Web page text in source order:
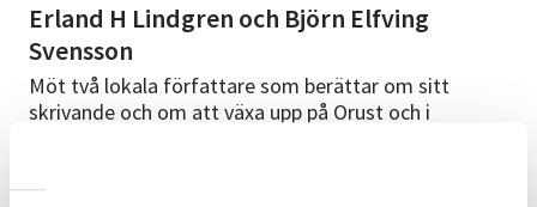
Erland H Lindgren och Björn Elfving
Svensson
Möt två lokala författare som berättar om sitt
skrivande och om att växa upp på Orust och i
vi pojken Benny som kämpar för att överleva i sin